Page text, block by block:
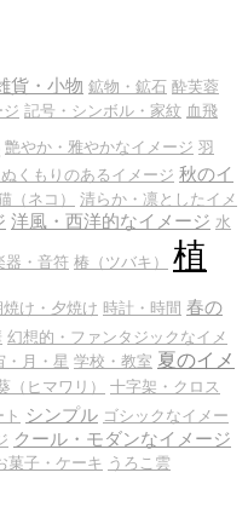
貨・小物 鉱物・鉱石 酔芙蓉
記号・シンボル・家紋 血飛
艶やか・雅やかなイメージ 羽
くもりのあるイメージ 秋のイ
（ネコ）
清らか・凛としたイメ
洋風・西洋的なイメージ 水
器・音符 椿（ツバキ）
植
焼け・夕焼け 時計・時間 春の
幻想的・ファンタジックなイメ
・月・星 学校・教室 夏のイメ
（ヒマワリ）
十字架・クロス
シンプル ゴシックなイメー
クール・モダンなイメージ
菓子・ケーキ うろこ雲